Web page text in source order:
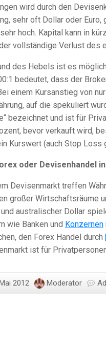
wird durch den
sehr oft Dollar oder
hoch. Kapital kann in
vollständige Verlust des
des Hebels ist es
bedeutet, dass der
einem Kursanstieg von
auf die spekuliert
bezeichnet und ist für
bevor verkauft wird,
Kurswert (auch Stop
oder Devisenhandel
Devisenmarkt treffen
großer Wirtschaftsräume
und australischer Dollar
wie Banken und Konzernen
den Forex Handel durch
ist für
2012 Moderator